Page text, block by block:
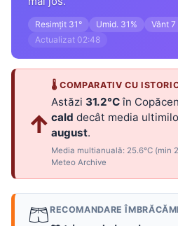
Resimțit 31° Umid. 31% Vânt 7
Actualizat 02:48
↑
🌡 COMPARATIV CU
Astăzi 31.2°Cîn
cald decât media
august.
Media multianuală: 25.6°C (min
Meteo Archive
🩳RECOMANDARE